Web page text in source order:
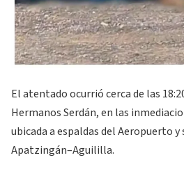
El atentado ocurrió cerca de las
Hermanos Serdán, en las
ubicada a espaldas del Aeropuerto y
Apatzingán–Aguililla.